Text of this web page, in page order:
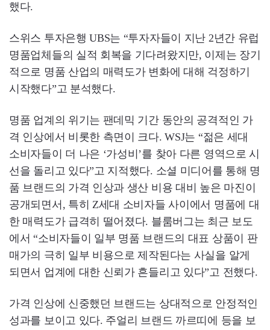
했다.
스위스 투자은행 UBS는 “투자자들이 지난 2년간 유럽
명품업체들의 실적 회복을 기다려왔지만, 이제는 장기
적으로 명품 산업의 매력도가 변화에 대해 걱정하기
시작했다”고 분석했다.
명품 업계의 위기는 팬데믹 기간 동안의 공격적인 가
격 인상에서 비롯한 측면이 크다. WSJ는 “젊은 세대
소비자들이 더 나은 ‘가성비’를 찾아 다른 영역으로 시
선을 돌리고 있다”고 지적했다. 소셜 미디어를 통해 명
품 브랜드의 가격 인상과 생산 비용 대비 높은 마진이
공개되면서, 특히 Z세대 소비자들 사이에서 명품에 대
한 매력도가 급격히 떨어졌다. 블룸버그는 최근 보도
에서 “소비자들이 일부 명품 브랜드의 대표 상품이 판
매가의 극히 일부 비용으로 제작된다는 사실을 알게
되면서 업계에 대한 신뢰가 흔들리고 있다”고 전했다.
가격 인상에 신중했던 브랜드는 상대적으로 안정적인
성과를 보이고 있다. 주얼리 브랜드 까르띠에 등을 보